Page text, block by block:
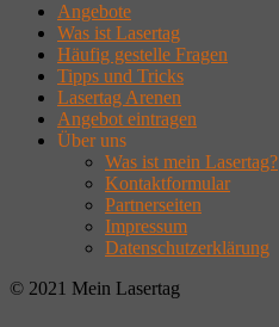
Angebote
Was ist Lasertag
Häufig gestelle Fragen
Tipps und Tricks
Lasertag Arenen
Angebot eintragen
Über uns
Was ist mein Lasertag?
Kontaktformular
Partnerseiten
Impressum
Datenschutzerklärung
© 2021 Mein Lasertag